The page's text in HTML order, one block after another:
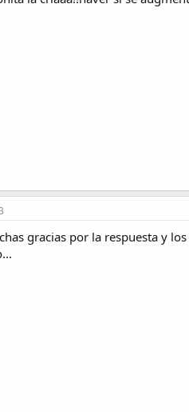
gracias por la respuesta y